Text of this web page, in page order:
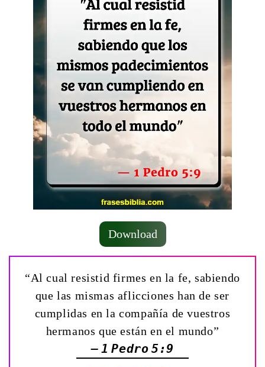
Download
“Al cual resistid firmes en la fe, sabiendo
que las mismas aflicciones han de ser
cumplidas en la compañía de vuestros
hermanos que están en el mundo”
— 1 Pedro 5:9